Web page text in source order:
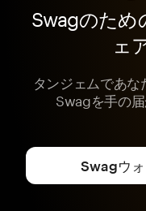
Swagのため
ェ
タンジェムであな
Swagを手の
Swagウォ